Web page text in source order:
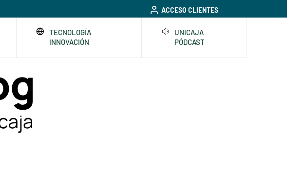
ACCESO CLIENTES
TECNOLOGÍA
INNOVACIÓN
UNICAJA
PÓDCAST